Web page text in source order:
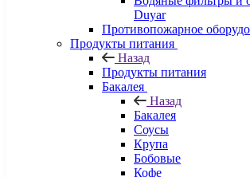
Duyar
Противопожарное
Продукты питания
Назад
Продукты питания
Бакалея
Назад
Бакалея
Соусы
Крупа
Бобовые
Кофе